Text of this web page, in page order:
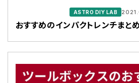
ASTRO DIY LAB
おすすめのインパクトレンチまと